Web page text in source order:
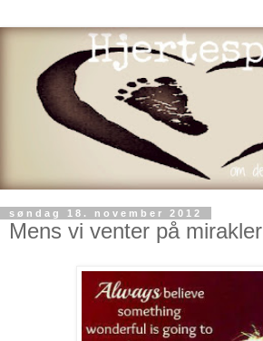
søndag 18. november 2012
Mens vi venter på mirakler